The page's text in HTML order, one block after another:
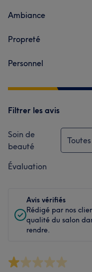
Ambiance
Propreté
Personnel
Filtrer les avis
Soin de
beauté
Évaluation
Avis vérifiés
Rédigé par nos
qualité du salon
rendre.